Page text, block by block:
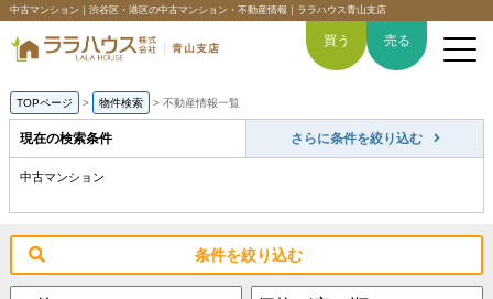
中古マンション｜渋谷区・港区の中古マンション・不動産情報｜ララハウス青山支店
買いたい
売りたい
買う 売る
TOPページ > 物件検索 > 不動産情報一覧
現在の検索条件 さらに条件を絞り込む
中古マンション
条件を絞り込む